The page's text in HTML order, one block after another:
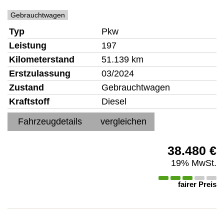
Gebrauchtwagen
Typ
Pkw
Leistung
197
Kilometerstand
51.139 km
Erstzulassung
03/2024
Zustand
Gebrauchtwagen
Kraftstoff
Diesel
Fahrzeugdetails
vergleichen
38.480 €
19% MwSt.
fairer Preis